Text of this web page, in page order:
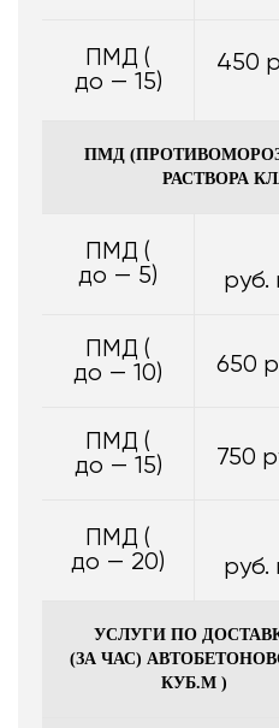
ПМД (
до — 15)
450
ПМД
РАСТВОРА
ПМД (
до — 5)
руб.
ПМД (
до — 10)
650
ПМД (
до — 15)
750
ПМД (
до — 20)
руб.
УСЛУГИ ПО
(ЗА ЧАС)
КУБ.М )